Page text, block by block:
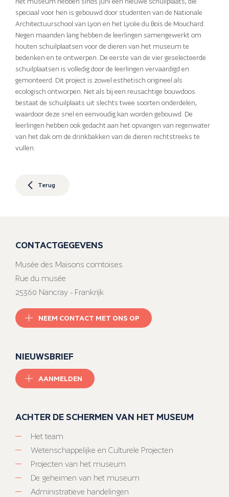
speciaal voor hen is gebouwd door studenten van de Nationale
Architectuurschool van Lyon en het Lycée du Bois de Mouchard.
Negen maanden lang hebben de leerlingen samengewerkt om
houten schuilplaatsen voor de dieren van het museum te
bedenken en te ontwerpen. De eerste van de vier geselecteerde
schuilplaatsen is volledig door de leerlingen vervaardigd en
gemonteerd. Dit project is zowel esthetisch origineel als
ecologisch ontworpen. Net als bij een reusachtige bouwdoos
bestaat de schuilplaats uit slechts twee soorten onderdelen,
waardoor deze snel en eenvoudig kan worden gebouwd. De
leerlingen hebben ook gedacht aan het opvangen van regenwater
van het dak om de drinkbakken van de dieren rechtstreeks te
vullen.
Terug
CONTACTGEGEVENS
Musée des Maisons comtoises
Rue du musée
25360 Nancray - Frankrijk
NEEM CONTACT MET ONS OP
NIEUWSBRIEF
AANMELDEN
ACHTER DE SCHERMEN VAN HET MUSEUM
Het team
Wetenschappelijke en Culturele Projecten
Projecten van het museum
De geheimen van het museum
Administratieve handelingen